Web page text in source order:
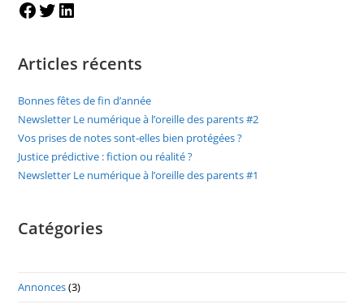
Facebook
TwitterLinkedIn
Articles récents
Bonnes fêtes de fin d’année
Newsletter Le numérique à l’oreille des parents #2
Vos prises de notes sont-elles bien protégées ?
Justice prédictive : fiction ou réalité ?
Newsletter Le numérique à l’oreille des parents #1
Catégories
Annonces(3)